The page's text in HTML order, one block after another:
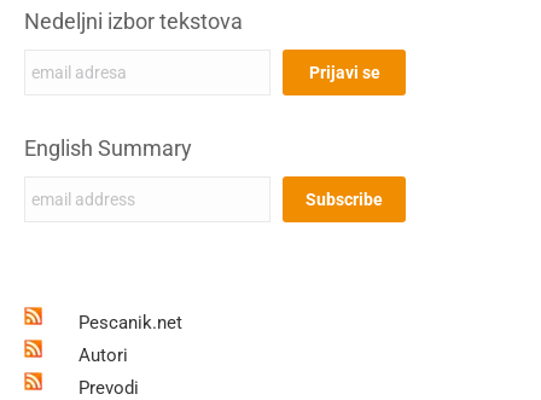
Nedeljni izbor tekstova
English Summary
Pescanik.net
Autori
Prevodi